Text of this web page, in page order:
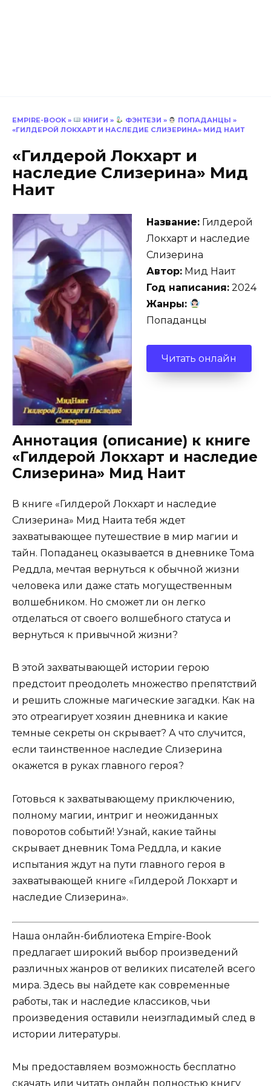
EMPIRE-BOOK » КНИГИ » ФЭНТЕЗИ » ПОПАДАНЦЫ »
«ГИЛДЕРОЙ ЛОКХАРТ И НАСЛЕДИЕ СЛИЗЕРИНА» МИД НАИТ
«Гилдерой Локхарт и
наследие Слизерина» Мид
Наит
Название: Гилдерой
Локхарт и наследие
Слизерина
Автор: Мид Наит
Год написания: 2024
Жанры:
Попаданцы
Читать онлайн
Аннотация (описание) к книге
«Гилдерой Локхарт и наследие
Слизерина» Мид Наит
В книге «Гилдерой Локхарт и наследие
Слизерина» Мид Наита тебя ждет
захватывающее путешествие в мир магии и
тайн. Попаданец оказывается в дневнике Тома
Реддла, мечтая вернуться к обычной жизни
человека или даже стать могущественным
волшебником. Но сможет ли он легко
отделаться от своего волшебного статуса и
вернуться к привычной жизни?
В этой захватывающей истории герою
предстоит преодолеть множество препятствий
и решить сложные магические загадки. Как на
это отреагирует хозяин дневника и какие
темные секреты он скрывает? А что случится,
если таинственное наследие Слизерина
окажется в руках главного героя?
Готовься к захватывающему приключению,
полному магии, интриг и неожиданных
поворотов событий! Узнай, какие тайны
скрывает дневник Тома Реддла, и какие
испытания ждут на пути главного героя в
захватывающей книге «Гилдерой Локхарт и
наследие Слизерина».
Наша онлайн-библиотека Empire-Book
предлагает широкий выбор произведений
различных жанров от великих писателей всего
мира. Здесь вы найдете как современные
работы, так и наследие классиков, чьи
произведения оставили неизгладимый след в
истории литературы.
Мы предоставляем возможность бесплатно
скачать или читать онлайн полностью книгу